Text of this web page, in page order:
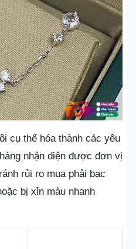
cụ thể hóa thành các yêu
nhận diện được đơn vị
rủi ro mua phải bạc
bị xỉn màu nhanh